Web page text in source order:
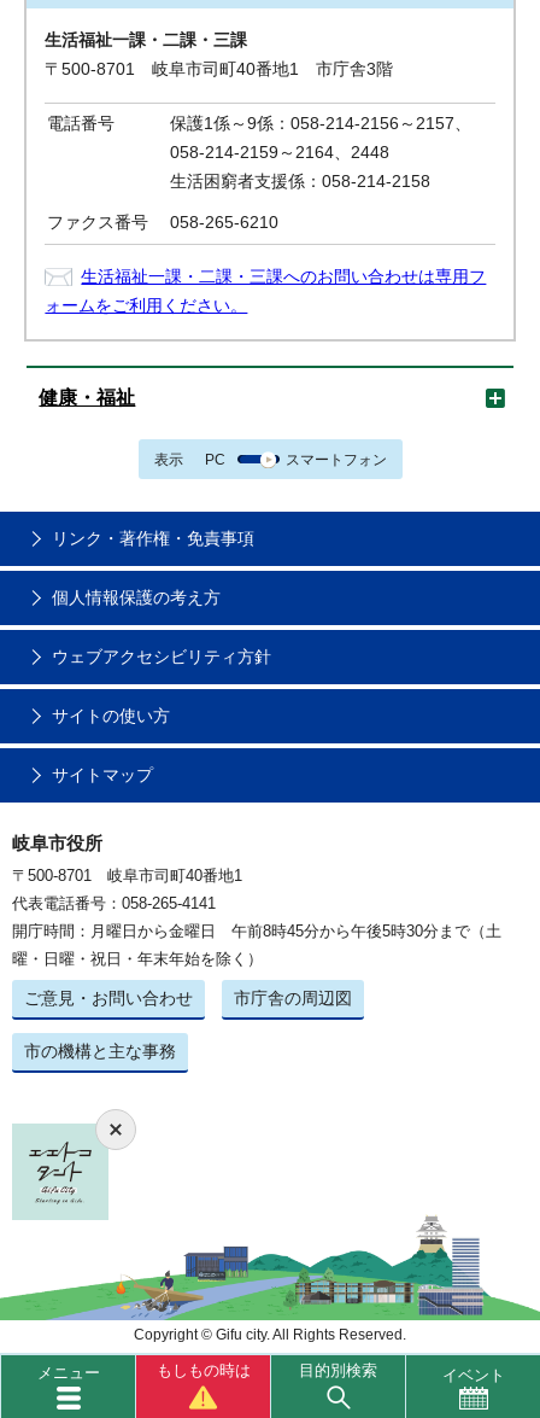
生活福祉一課・二課・三課
〒500-8701 岐阜市司町40番地1 市庁舎3階
電話番号
保護1係～9係：058-214-2156～2157、
058-214-2159～2164、2448
生活困窮者支援係：058-214-2158
ファクス番号 058-265-6210
生活福祉一課・二課・三課へのお問い合わせは専用フ
ォームをご利用ください。
健康・福祉
表示 PC スマートフォン
メニュー もしもの時は 目的別検索 イベント
リンク・著作権・免責事項
個人情報保護の考え方
ウェブアクセシビリティ方針
サイトの使い方
サイトマップ
岐阜市役所
〒500-8701 岐阜市司町40番地1
代表電話番号：058-265-4141
開庁時間：月曜日から金曜日 午前8時45分から午後5時30分まで（土
曜・日曜・祝日・年末年始を除く）
ご意見・お問い合わせ 市庁舎の周辺図
市の機構と主な事務
Copyright © Gifu city. All Rights Reserved.